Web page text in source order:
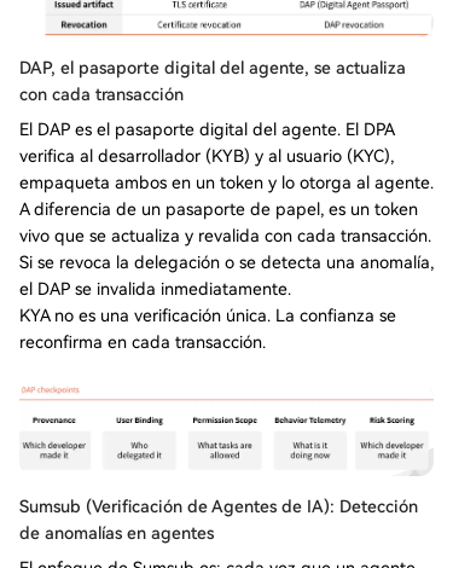
DAP, el pasaporte digital del agente, se actualiza
con cada transacción
El DAP es el pasaporte digital del agente. El DPA
verifica al desarrollador (KYB) y al usuario (KYC),
empaqueta ambos en un token y lo otorga al agente.
A diferencia de un pasaporte de papel, es un token
vivo que se actualiza y revalida con cada transacción.
Si se revoca la delegación o se detecta una anomalía,
el DAP se invalida inmediatamente.
KYA no es una verificación única. La confianza se
reconfirma en cada transacción.
Sumsub (Verificación de Agentes de IA): Detección
de anomalías en agentes